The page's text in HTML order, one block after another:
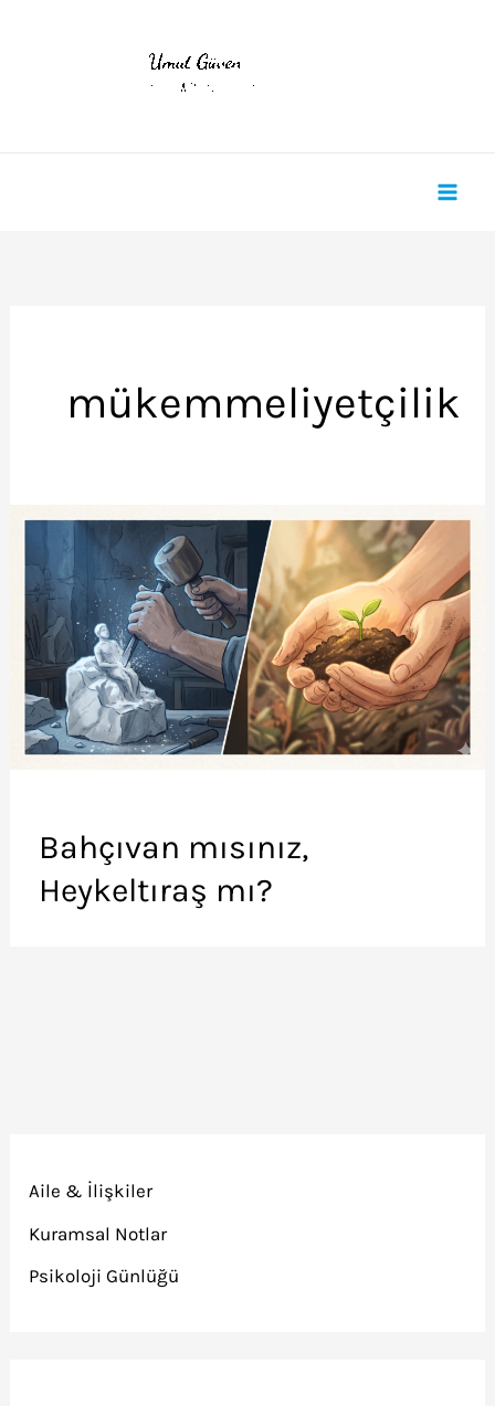
Aile & İlişkiler
Kuramsal Notlar
Psikoloji Günlüğü
mükemmeliyetçilik
Bahçıvan mısınız,
Heykeltıraş mı?